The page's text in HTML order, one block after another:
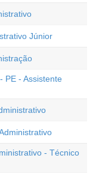
Júnior
PE - Assistente
- Técnico